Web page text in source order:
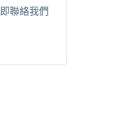
聯絡我們